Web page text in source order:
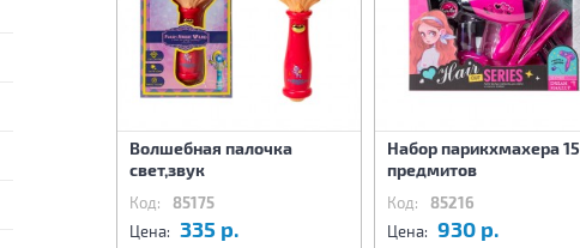
Волшебная палочка
свет,звук
Код: 85175
Цена: 335 р.
Набор парикхмахера 15
предмитов
Код: 85216
Цена: 930 р.